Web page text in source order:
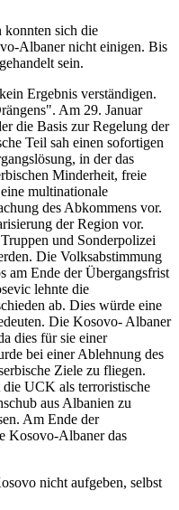
konnten sich die
Albaner nicht einigen. Bis
sein.
Ergebnis verständigen.
Am 29. Januar
die Basis zur Regelung der
Teil sah einen sofortigen
in der das
Minderheit, freie
multinationale
des Abkommens vor.
der Region vor.
und Sonderpolizei
Die Volksabstimmung
am Ende der Übergangsfrist
lehnte die
ab. Dies würde eine
Die Kosovo- Albaner
dies für sie einer
bei einer Ablehnung des
Ziele zu fliegen.
UCK als terroristische
aus Albanien zu
Am Ende der
Kosovo-Albaner das
nicht aufgeben, selbst